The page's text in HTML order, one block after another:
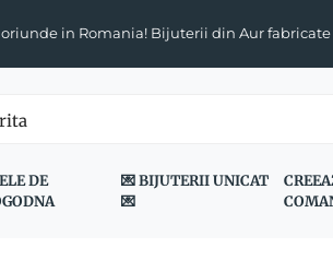
in Romania! Bijuterii din Aur
DE
💌 BIJUTERII UNICAT
💌